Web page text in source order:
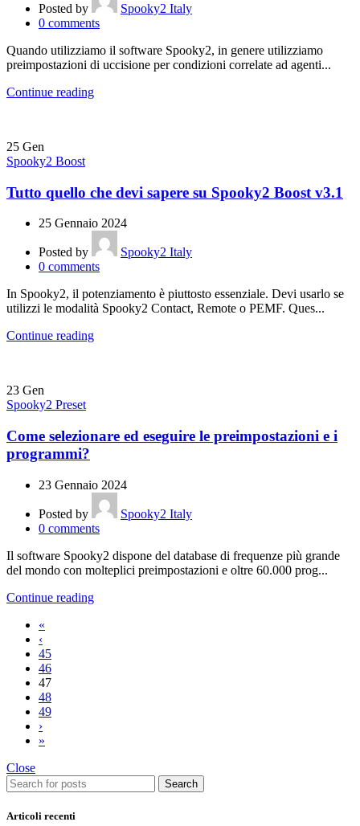
Posted by
Spooky2 Italy
0 comments
Quando utilizziamo il software Spooky2, in genere utilizziamo
preimpostazioni di uccisione per condizioni correlate ad agenti...
Continue reading
25 Gen
Spooky2 Boost
Tutto quello che devi sapere su Spooky2 Boost v3.1
25 Gennaio 2024
Posted by
Spooky2 Italy
0 comments
In Spooky2, il potenziamento è piuttosto essenziale. Devi usarlo se
utilizzi le modalità Spooky2 Contact, Remote o PEMF. Ques...
Continue reading
23 Gen
Spooky2 Preset
Come selezionare ed eseguire le preimpostazioni e i
programmi?
23 Gennaio 2024
Posted by
Spooky2 Italy
0 comments
Il software Spooky2 dispone del database di frequenze più grande
del mondo con molteplici preimpostazioni e oltre 60.000 prog...
Continue reading
«
‹
45
46
47
48
49
›
»
Close
Search
Articoli recenti